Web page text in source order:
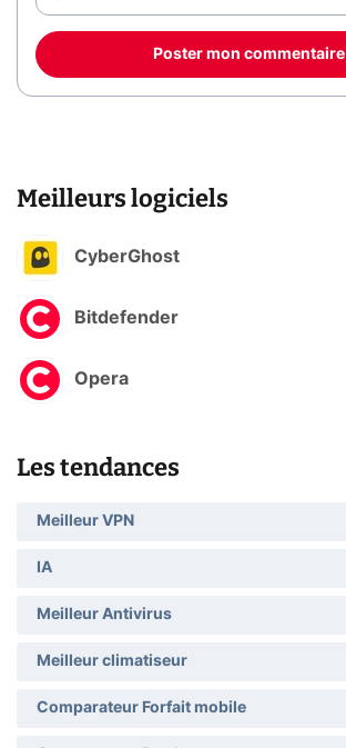
Poster mon commentaire
Meilleurs logiciels
CyberGhost
Bitdefender
Opera
Les tendances
Meilleur VPN
IA
Meilleur Antivirus
Meilleur climatiseur
Comparateur Forfait mobile